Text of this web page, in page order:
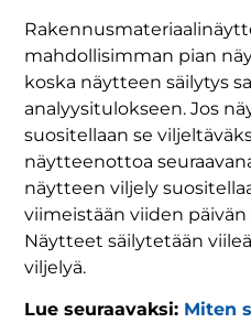
mahdollisimman pian
koska näytteen säilytys
analyysitulokseen. Jos
suositellaan se
näytteenottoa
näytteen viljely
viimeistään viiden
Näytteet säilytetään
viljelyä.
Lue seuraavaksi: Miten